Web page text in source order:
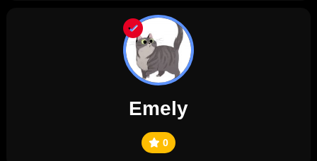
Emely
0